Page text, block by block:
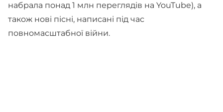
набрала понад 1 млн переглядів на YouTube), а
також нові пісні, написані під час
повномасштабної війни.